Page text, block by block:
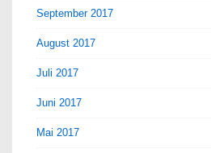
September 2017
August 2017
Juli 2017
Juni 2017
Mai 2017